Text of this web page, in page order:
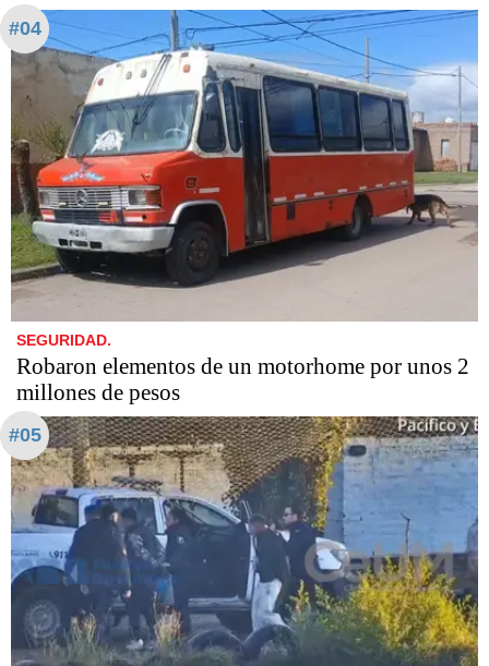
#04
SEGURIDAD.
Robaron elementos de un motorhome por unos 2
millones de pesos
#05